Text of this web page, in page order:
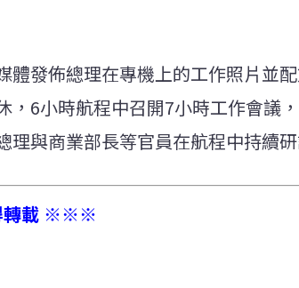
體發佈總理在專機上的工作照片並
，6小時航程中召開7小時工作會議
理與商業部長等官員在航程中持續
轉載 ※※※